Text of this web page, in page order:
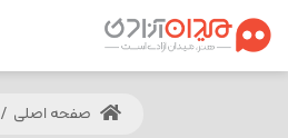
صفحه اصلی /